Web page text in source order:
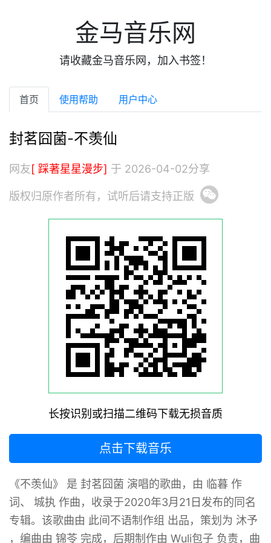
金马音乐网
请收藏金马音乐网，加入书签！
首页 使用帮助 用户中心
封茗囧菌-不羡仙
网友[ 踩著星星漫步] 于 2026-04-02分享
版权归原作者所有，试听后请支持正版
长按识别或扫描二维码下载无损音质
点击下载音乐
《不羡仙》 是 封茗囧菌 演唱的歌曲，由 临暮 作
词、 城执 作曲，收录于2020年3月21日发布的同名
专辑。该歌曲由 此间不语制作组 出品，策划为 沐予
，编曲由 锦苓 完成，后期制作由 Wuli包子 负责，曲